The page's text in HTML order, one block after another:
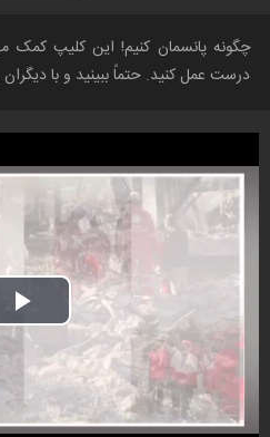
چگونه پانسمان کنیم! این کلیپ کمک
درست عمل کنید. حتماً ببینید و با
Play
Video